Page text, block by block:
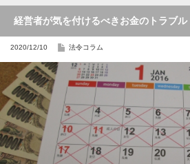
経営者が気を付けるべきお金のトラブ
2020/12/10 法令コラム